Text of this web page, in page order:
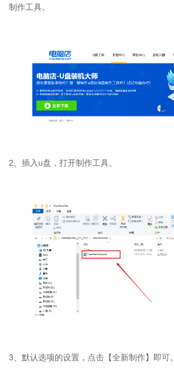
制作工具。
2、插入u盘，打开制作工具。
3、默认选项的设置，点击【全新制作】即可。